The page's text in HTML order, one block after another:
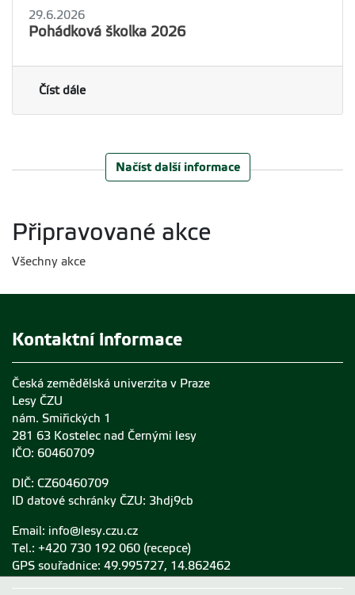
29.6.2026
Pohádková školka 2026
Číst dále
Načíst další informace
Připravované akce
Všechny akce
Kontaktní informace
Česká zemědělská univerzita v Praze
Lesy ČZU
nám. Smiřických 1
281 63 Kostelec nad Černými lesy
IČO: 60460709
DIČ: CZ60460709
ID datové schránky ČZU: 3hdj9cb
Email: info@lesy.czu.cz
Tel.: +420 730 192 060 (recepce)
GPS souřadnice: 49.995727, 14.862462